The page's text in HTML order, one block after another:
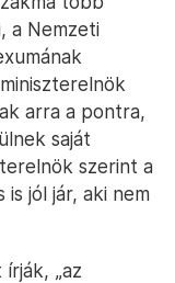
a Nemzeti
arra a pontra,
saját
szerint a
is jól jár, aki nem
„az